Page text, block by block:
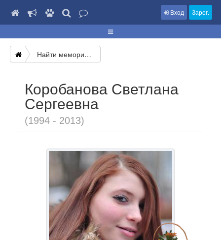
Вход Зарег.
Найти мемориал
Коробанова Светлана
Сергеевна
(1994 - 2013)